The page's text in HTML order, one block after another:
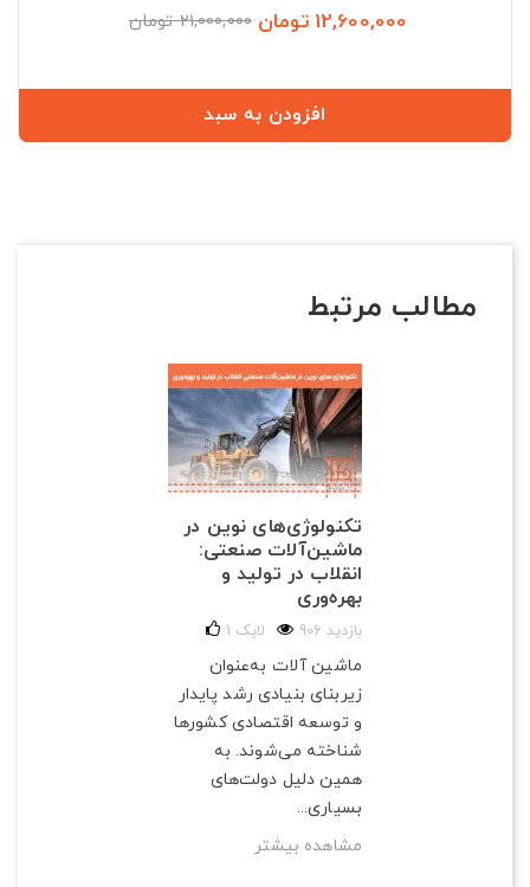
12,600,000 تومان 21,000,000 تومان
افزودن به سبد
مطالب مرتبط
تکنولوژی‌های نوین در
ماشین‌آلات صنعتی:
انقلاب در تولید و
بهره‌وری
906 بازدید 1 لایک
ماشین آلات به‌عنوان
زیربنای بنیادی رشد پایدار
و توسعه اقتصادی کشورها
شناخته می‌شوند. به
همین دلیل دولت‌های
بسیاری...
مشاهده بیشتر